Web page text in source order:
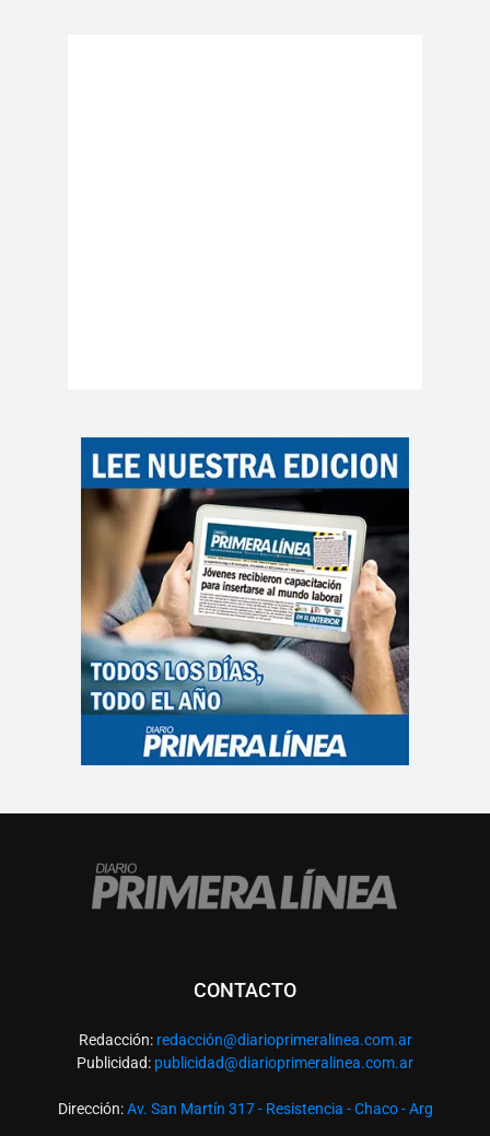
CONTACTO
Redacción: redacción@diarioprimeralinea.com.ar
Publicidad: publicidad@diarioprimeralinea.com.ar
Dirección:Av. San Martín 317 - Resistencia - Chaco - Arg